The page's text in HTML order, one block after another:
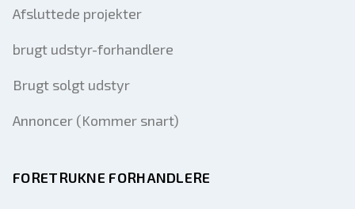
Afsluttede projekter
brugt udstyr-forhandlere
Brugt solgt udstyr
Annoncer (Kommer snart)
FORETRUKNE FORHANDLERE